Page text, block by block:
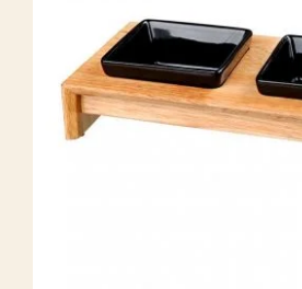
DÉTAILS